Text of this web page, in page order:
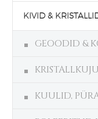
KIVID &
GEOODID &
KUULID,